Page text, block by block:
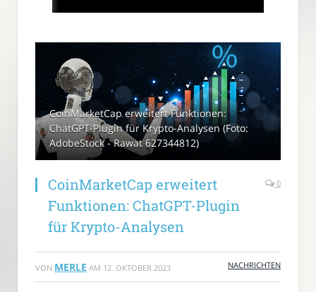
CoinMarketCap erweitert Funktionen:
ChatGPT-Plugin für Krypto-Analysen (Foto:
AdobeStock - Rawat 627344812)
CoinMarketCap erweitert
Funktionen: ChatGPT-Plugin
für Krypto-Analysen
0
VON MERLE AM 12. OKTOBER 2023 NACHRICHTEN